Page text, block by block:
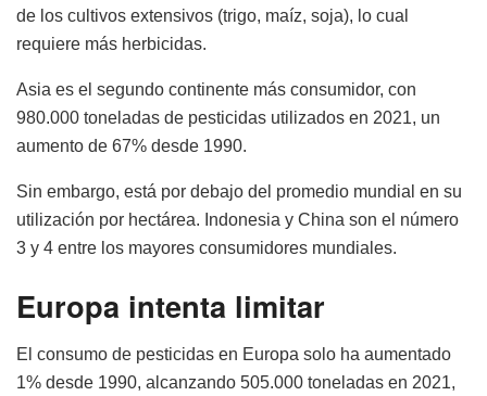
de los cultivos extensivos (trigo, maíz, soja), lo cual
requiere más herbicidas.
Asia es el segundo continente más consumidor, con
980.000 toneladas de pesticidas utilizados en 2021, un
aumento de 67% desde 1990.
Sin embargo, está por debajo del promedio mundial en su
utilización por hectárea. Indonesia y China son el número
3 y 4 entre los mayores consumidores mundiales.
Europa intenta limitar
El consumo de pesticidas en Europa solo ha aumentado
1% desde 1990, alcanzando 505.000 toneladas en 2021,